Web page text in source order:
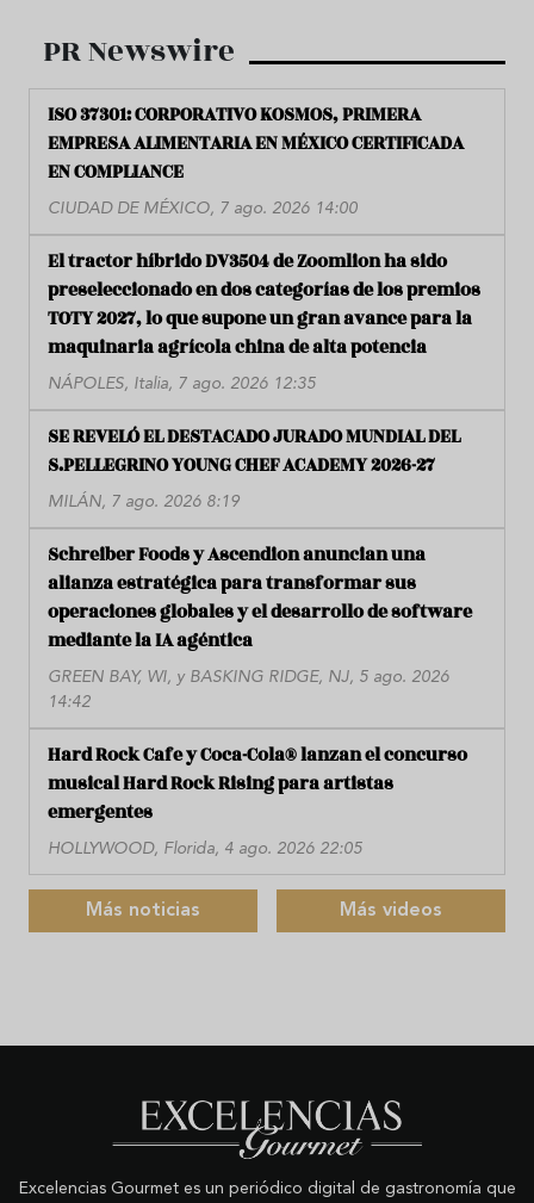
PR Newswire
ISO 37301: CORPORATIVO KOSMOS, PRIMERA
EMPRESA ALIMENTARIA EN MÉXICO CERTIFICADA
EN COMPLIANCE
CIUDAD DE MÉXICO, 7 ago. 2026 14:00
El tractor híbrido DV3504 de Zoomlion ha sido
preseleccionado en dos categorías de los premios
TOTY 2027, lo que supone un gran avance para la
maquinaria agrícola china de alta potencia
NÁPOLES, Italia, 7 ago. 2026 12:35
SE REVELÓ EL DESTACADO JURADO MUNDIAL DEL
S.PELLEGRINO YOUNG CHEF ACADEMY 2026-27
MILÁN, 7 ago. 2026 8:19
Schreiber Foods y Ascendion anuncian una
alianza estratégica para transformar sus
operaciones globales y el desarrollo de software
mediante la IA agéntica
GREEN BAY, WI, y BASKING RIDGE, NJ, 5 ago. 2026
14:42
Hard Rock Cafe y Coca-Cola® lanzan el concurso
musical Hard Rock Rising para artistas
emergentes
HOLLYWOOD, Florida, 4 ago. 2026 22:05
Más noticias Más videos
Excelencias Gourmet es un periódico digital de gastronomía que